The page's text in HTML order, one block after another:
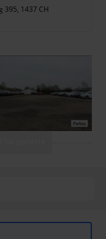
395, 1437 CH